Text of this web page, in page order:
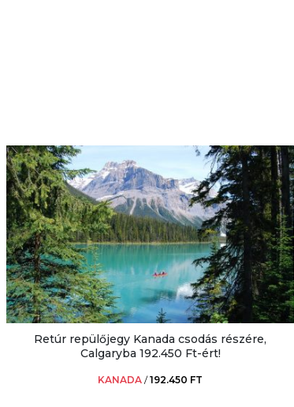
Retúr repülőjegy Kanada csodás részére,
Calgaryba 192.450 Ft-ért!
KANADA /192.450 FT